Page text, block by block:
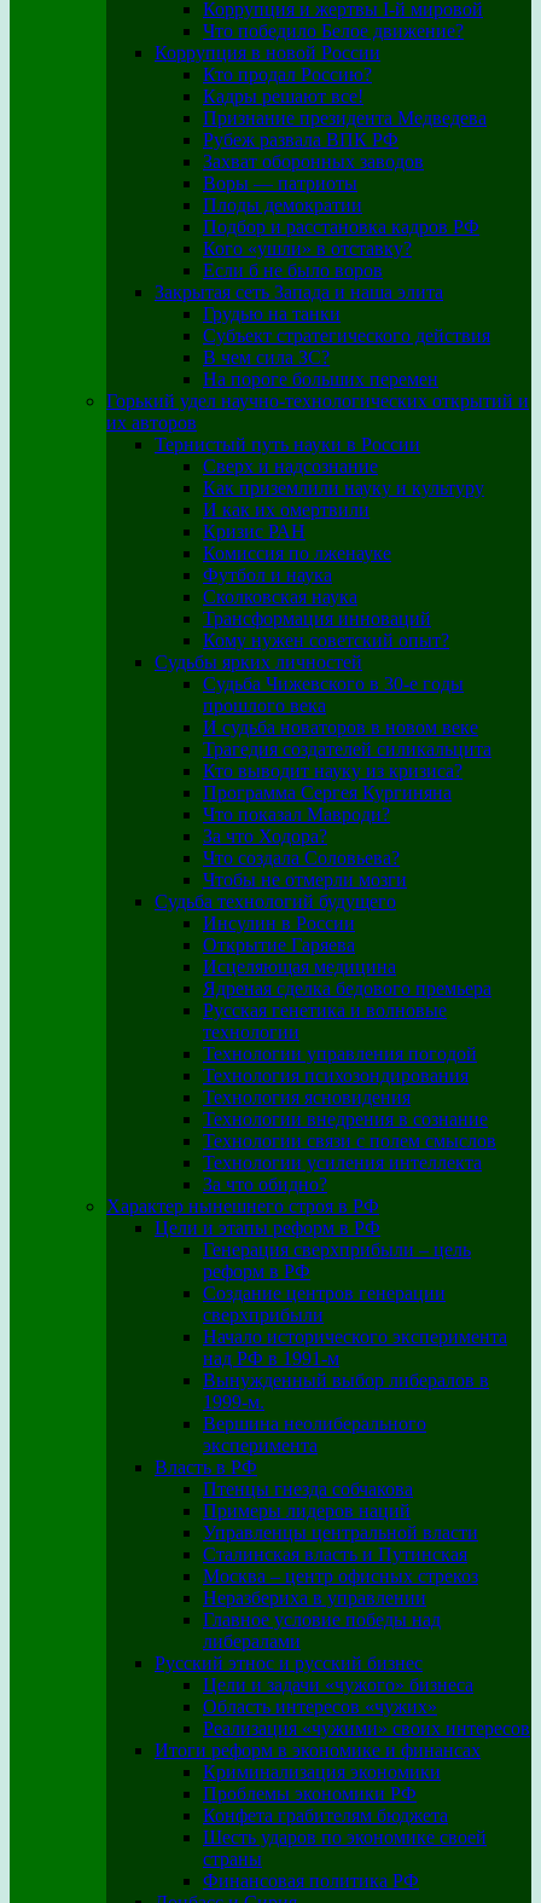
Коррупция и жертвы I-й мировой
Что победило Белое движение?
Коррупция в новой России
Кто продал Россию?
Кадры решают все!
Признание президента Медведева
Рубеж развала ВПК РФ
Захват оборонных заводов
Воры — патриоты
Плоды демократии
Подбор и расстановка кадров РФ
Кого «ушли» в отставку?
Если б не было воров
Закрытая сеть Запада и наша элита
Грудью на танки
Субъект стратегического действия
В чем сила ЗС?
На пороге больших перемен
Горький удел научно-технологических открытий и
их авторов
Тернистый путь науки в России
Сверх и надсознание
Как приземлили науку и культуру
И как их омертвили
Кризис РАН
Комиссия по лженауке
Футбол и наука
Сколковская наука
Трансформация инноваций
Кому нужен советский опыт?
Судьбы ярких личностей
Судьба Чижевского в 30-е годы
прошлого века
И судьба новаторов в новом веке
Трагедия создателей силикальцита
Кто выводит науку из кризиса?
Программа Сергея Кургиняна
Что показал Мавроди?
За что Ходора?
Что создала Соловьева?
Чтобы не отмерли мозги
Судьба технологий будущего
Инсулин в России
Открытие Гаряева
Исцеляющая медицина
Ядреная сделка бедового премьера
Русская генетика и волновые
технологии
Технологии управления погодой
Технология психозондирования
Технология ясновидения
Технологии внедрения в сознание
Технологии связи с полем смыслов
Технологии усиления интеллекта
За что обидно?
Характер нынешнего строя в РФ
Цели и этапы реформ в РФ
Генерация сверхприбыли – цель
реформ в РФ
Создание центров генерации
сверхприбыли
Начало исторического эксперимента
над РФ в 1991-м
Вынужденный выбор либералов в
1999-м.
Вершина неолиберального
эксперимента
Власть в РФ
Птенцы гнезда собчакова
Примеры лидеров наций
Управленцы центральной власти
Сталинская власть и Путинская
Москва – центр офисных стрекоз
Неразбериха в управлении
Главное условие победы над
либералами
Русский этнос и русский бизнес
Цели и задачи «чужого» бизнеса
Область интересов «чужих»
Реализация «чужими» своих интересов
Итоги реформ в экономике и финансах
Криминализация экономики
Проблемы экономики РФ
Конфета грабителям бюджета
Шесть ударов по экономике своей
страны
Финансовая политика РФ